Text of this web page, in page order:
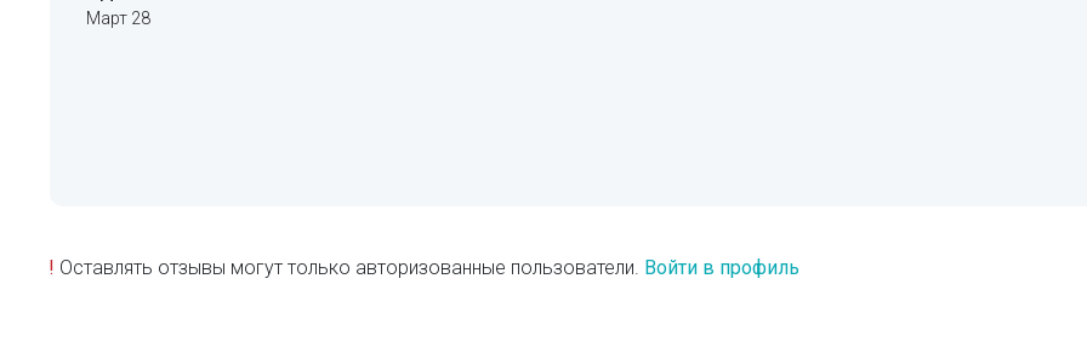
Март 28
! Оставлять отзывы могут только авторизованные пользователи. Войти в профиль